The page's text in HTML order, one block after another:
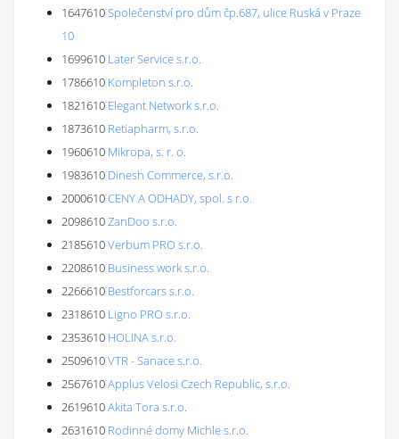
1647610Společenství pro dům čp.687, ulice Ruská v Praze
10
1699610 Later Service s.r.o.
1786610 Kompleton s.r.o.
1821610 Elegant Network s.r.o.
1873610 Retiapharm, s.r.o.
1960610 Mikropa, s. r. o.
1983610 Dinesh Commerce, s.r.o.
2000610CENY A ODHADY, spol. s r.o.
2098610ZanDoo s.r.o.
2185610Verbum PRO s.r.o.
2208610 Business work s.r.o.
2266610 Bestforcars s.r.o.
2318610 Ligno PRO s.r.o.
2353610 HOLINA s.r.o.
2509610VTR - Sanace s.r.o.
2567610Applus Velosi Czech Republic, s.r.o.
2619610Akita Tora s.r.o.
2631610 Rodinné domy Michle s.r.o.